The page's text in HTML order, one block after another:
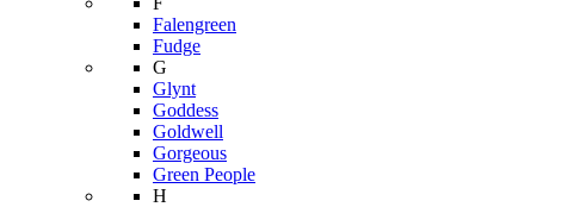
Falengreen
Fudge
G
Glynt
Goddess
Goldwell
Gorgeous
Green People
H